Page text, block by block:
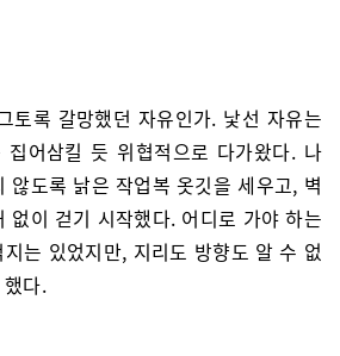
토록 갈망했던 자유인가. 낯선 자유는
집어삼킬 듯 위협적으로 다가왔다. 나
않도록 낡은 작업복 옷깃을 세우고, 벽
없이 걷기 시작했다. 어디로 가야 하는
는 있었지만, 지리도 방향도 알 수 없
다.